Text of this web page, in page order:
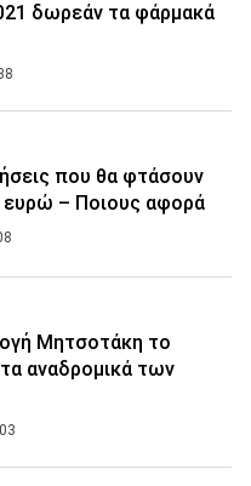
δωρεάν τα φάρμακά
που θα φτάσουν
ευρώ – Ποιους αφορά
Μητσοτάκη το
αναδρομικά των